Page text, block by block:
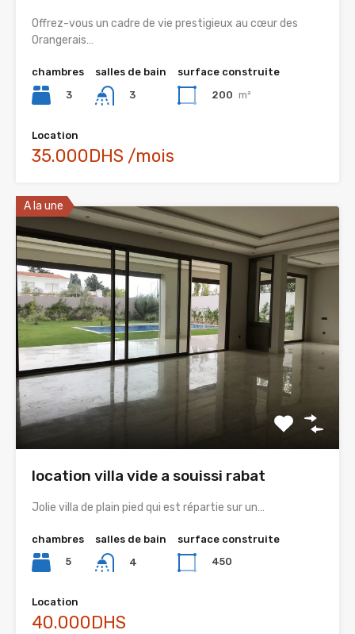
Offrez-vous un cadre de vie prestigieux au cœur des
Orangerais…
chambres
3
salles de bain
3
surface construite
200 m²
Location
35.000DHS /mois
A la une
location villa vide a souissi rabat
Jolie villa de plain pied qui est répartie sur un…
chambres
5
salles de bain
4
surface construite
450
Location
40.000DHS